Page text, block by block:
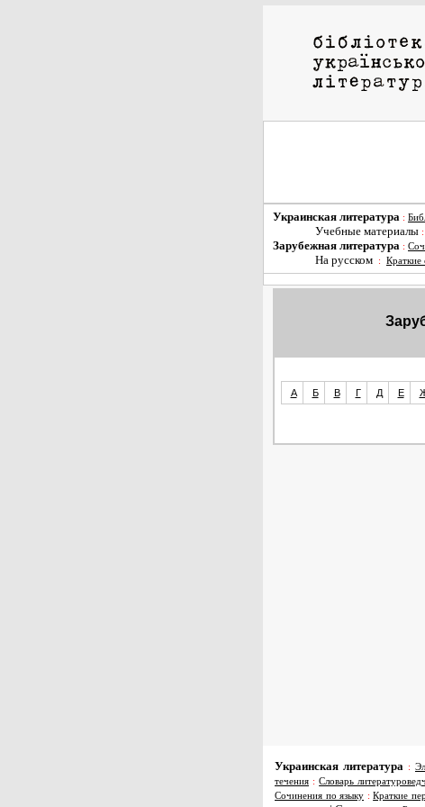
Украинская литература :
Учебные материалы :
Зарубежная литература :
На русском
: Краткие
А Б В Г Д Е
Украинская литература :
течения :Словарь
Сочинения по языку :Краткие